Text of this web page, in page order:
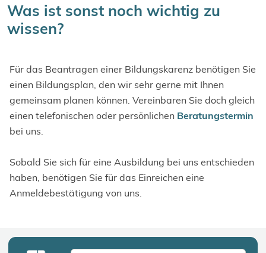
Was ist sonst noch wichtig zu
wissen?
Für das Beantragen einer Bildungskarenz benötigen Sie
einen Bildungsplan, den wir sehr gerne mit Ihnen
gemeinsam planen können. Vereinbaren Sie doch gleich
einen telefonischen oder persönlichen Beratungstermin
bei uns.
Sobald Sie sich für eine Ausbildung bei uns entschieden
haben, benötigen Sie für das Einreichen eine
Anmeldebestätigung von uns.